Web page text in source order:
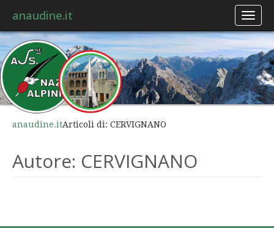
anaudine.it
anaudine.itArticoli di: CERVIGNANO
Autore: CERVIGNANO